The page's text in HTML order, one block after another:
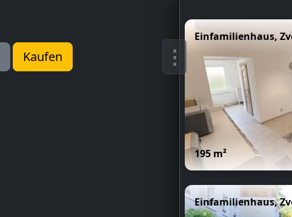
Kaufen